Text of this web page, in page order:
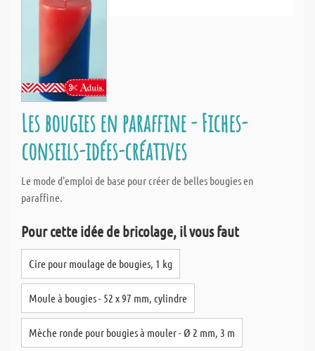
Les bougies en paraffine - Fiches-
conseils-idées-créatives
Le mode d'emploi de base pour créer de belles bougies en
paraffine.
Pour cette idée de bricolage, il vous faut
Cire pour moulage de bougies, 1 kg
Moule à bougies - 52 x 97 mm, cylindre
Mèche ronde pour bougies à mouler - Ø 2 mm, 3 m